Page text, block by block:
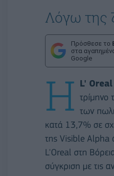
Λόγω της
Πρόσθεσε το
στα
Google
Η L' Oreal
τρίμηνο
των
κατά 13,7% σε
της Visible Alpha
L'Oreal στη
σύγκριση με τις